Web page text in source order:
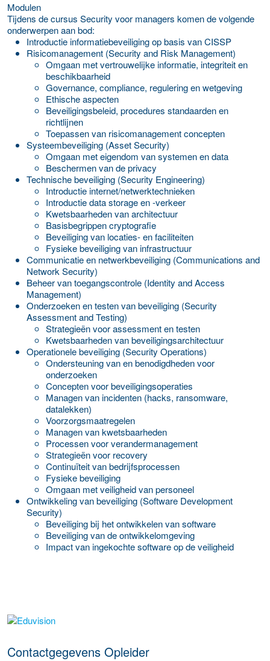
Modulen
Tijdens de cursus Security voor managers komen de volgende
onderwerpen aan bod:
Introductie informatiebeveiliging op basis van CISSP
Risicomanagement (Security and Risk Management)
Omgaan met vertrouwelijke informatie, integriteit en
beschikbaarheid
Governance, compliance, regulering en wetgeving
Ethische aspecten
Beveiligingsbeleid, procedures standaarden en
richtlijnen
Toepassen van risicomanagement concepten
Systeembeveiliging (Asset Security)
Omgaan met eigendom van systemen en data
Beschermen van de privacy
Technische beveiliging (Security Engineering)
Introductie internet/netwerktechnieken
Introductie data storage en -verkeer
Kwetsbaarheden van architectuur
Basisbegrippen cryptografie
Beveiliging van locaties- en faciliteiten
Fysieke beveiliging van infrastructuur
Communicatie en netwerkbeveiliging (Communications and
Network Security)
Beheer van toegangscontrole (Identity and Access
Management)
Onderzoeken en testen van beveiliging (Security
Assessment and Testing)
Strategieën voor assessment en testen
Kwetsbaarheden van beveiligingsarchitectuur
Operationele beveiliging (Security Operations)
Ondersteuning van en benodigdheden voor
onderzoeken
Concepten voor beveiligingsoperaties
Managen van incidenten (hacks, ransomware,
datalekken)
Voorzorgsmaatregelen
Managen van kwetsbaarheden
Processen voor verandermanagement
Strategieën voor recovery
Continuïteit van bedrijfsprocessen
Fysieke beveiliging
Omgaan met veiligheid van personeel
Ontwikkeling van beveiliging (Software Development
Security)
Beveiliging bij het ontwikkelen van software
Beveiliging van de ontwikkelomgeving
Impact van ingekochte software op de veiligheid
over deze opleider
Contactgegevens Opleider